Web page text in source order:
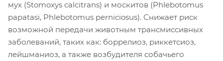
мух (Stomoxys calcitrans) и москитов (Phlebotomus
papatasi, Phlebotomus perniciosus). Снижает риск
возможной передачи животным трансмиссивных
заболеваний, таких как: боррелиоз, риккетсиоз,
лейшманиоз, а также возбудителя собачьего